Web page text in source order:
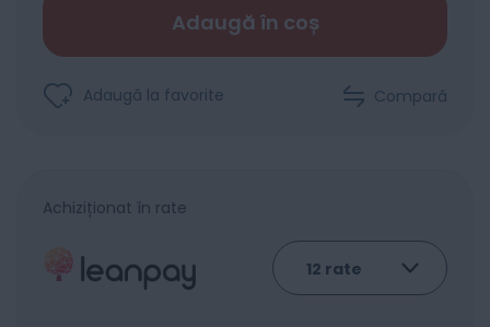
Adaugă în coș
Adaugă la favorite Compară
Achiziționat în rate